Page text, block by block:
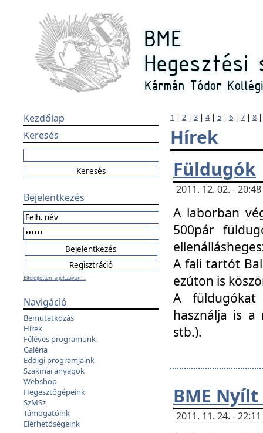
Kezdőlap
Keresés
Bejelentkezés
Elfelejtettem a jelszavam...
Navigáció
Bemutatkozás
Hírek
Féléves programunk
Galéria
Eddigi programjaink
Szakmai anyagok
Webshop
Hegesztőgépeink
SzMSz
Támogatóink
Elérhetőségeink
1 | 2 | 3 | 4| 5 | 6 | 7 | 8
Hírek
Füldugók
2011. 12. 02. -
A laborban
500pár
A fali tartót
ezúton is
A füldugókat
használja is a
stb.).
BME
2011. 11. 24. -